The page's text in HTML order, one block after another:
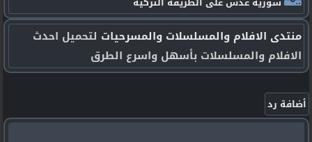
منتدى الافلام والمسلسلات والمسرحيات لتحميل احدث
الافلام والمسلسلات بأسهل واسرع الطرق